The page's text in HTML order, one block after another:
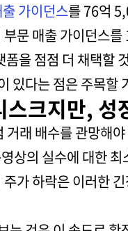
가이던스를 76억
문 매출 가이던스
을 점점 더 채택할
있다는 점은 주목할
크지만, 성
래 배수를 관망해
상의 실수에 대한
가 하락은 이러한